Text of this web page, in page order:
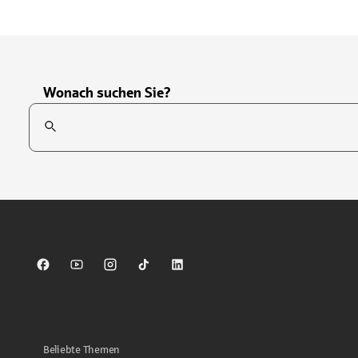
Wonach suchen Sie?
Suchfeld
Sparkasse auf Facebook
Sparkasse auf Youtube
Sparkasse auf Instagram
Sparkasse auf TikTok
Sparkasse auf LinkedIn
Beliebte Themen